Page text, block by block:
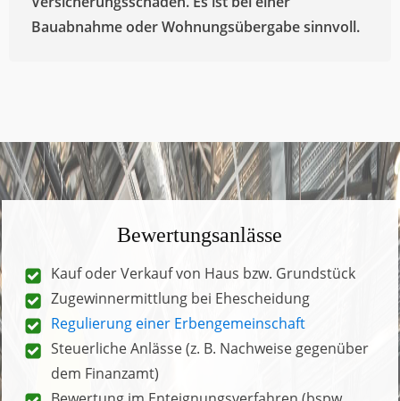
Wertgutachten, wird jedoch vor Gericht nicht
Schadensgutachten
Baugutachten / Mängeldokumentation
Das Schadensgutachten dient der Beurteilung
Versicherungsschäden. Es ist bei einer
Bauabnahme oder Wohnungsübergabe sinnvoll.